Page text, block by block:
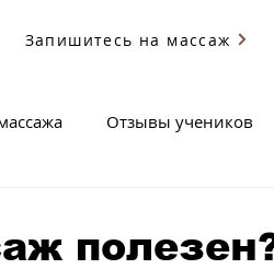
Запишитесь на массаж
Отзывы учеников